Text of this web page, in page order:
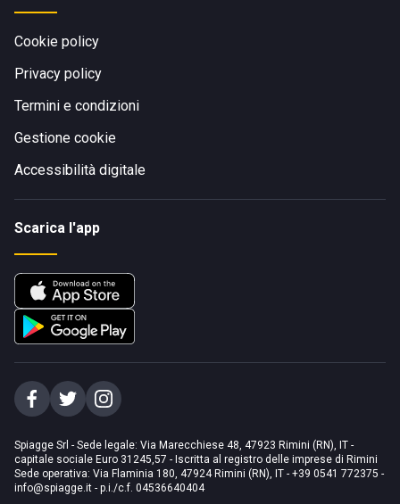
Cookie policy
Privacy policy
Termini e condizioni
Gestione cookie
Accessibilità digitale
Scarica l'app
Spiagge Srl - Sede legale: Via Marecchiese 48, 47923 Rimini (RN), IT -
capitale sociale Euro 31245,57 - Iscritta al registro delle imprese di Rimini
Sede operativa: Via Flaminia 180, 47924 Rimini (RN), IT - +39 0541 772375 -
info@spiagge.it - p.i./c.f. 04536640404